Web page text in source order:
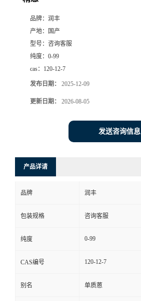
品牌： 润丰
产地：
国产
型号： 咨询客服
纯度： 0-99
cas： 120-12-7
发布日期： 2025-12-09
更新日期： 2026-08-05
发送咨询信息
产品详请
品牌 润丰
包装规格 咨询客服
纯度 0-99
CAS编号 120-12-7
别名 单质蒽